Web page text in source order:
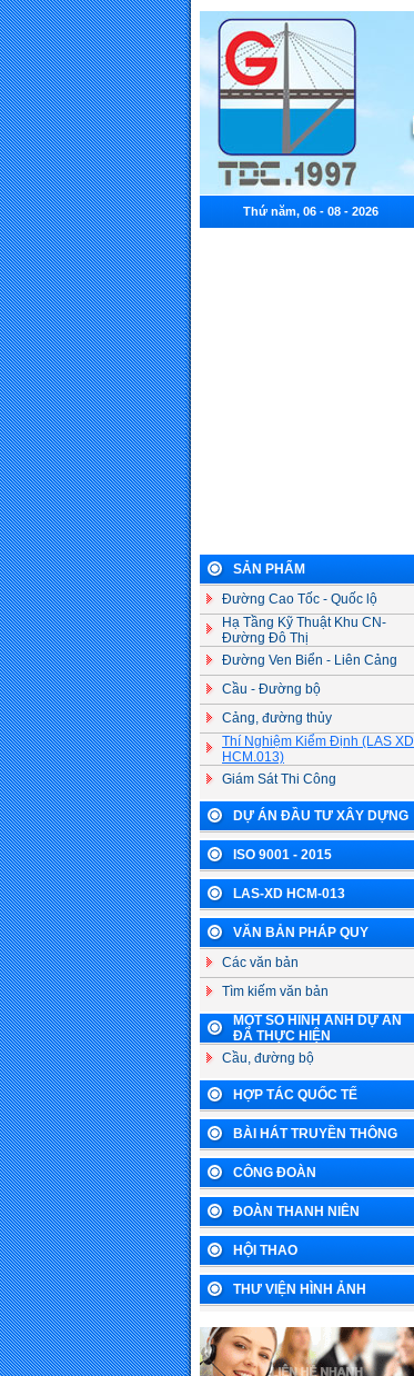
Thứ năm, 06 - 08 - 2026
SẢN PHẨM
Đường Cao Tốc - Quốc lộ
Hạ Tầng Kỹ Thuật Khu CN-
Đường Đô Thị
Đường Ven Biển - Liên Cảng
Cầu - Đường bộ
Cảng, đường thủy
Thí Nghiệm Kiểm Định (LAS XD
HCM.013)
Giám Sát Thi Công
DỰ ÁN ĐẦU TƯ XÂY DỰNG
ISO 9001 - 2015
LAS-XD HCM-013
VĂN BẢN PHÁP QUY
Các văn bản
Tìm kiếm văn bản
MỘT SỐ HÌNH ẢNH DỰ ÁN
ĐÃ THỰC HIỆN
Cầu, đường bộ
HỢP TÁC QUỐC TẾ
BÀI HÁT TRUYỀN THÔNG
CÔNG ĐOÀN
ĐOÀN THANH NIÊN
HỘI THAO
THƯ VIỆN HÌNH ẢNH